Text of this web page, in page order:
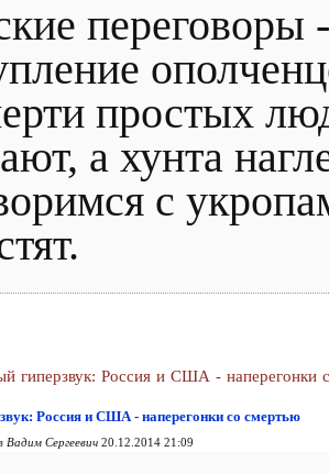
переговоры
простых
а хунта
с
гиперзвук: Россия и США - наперегонки
Россия и США - наперегонки со смертью
Вадим Сергеевич 20.12.2014 21:09